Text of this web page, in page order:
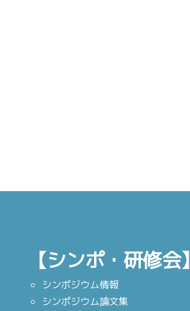
【シンポ・研修会】
シンポジウム情報
シンポジウム論文集